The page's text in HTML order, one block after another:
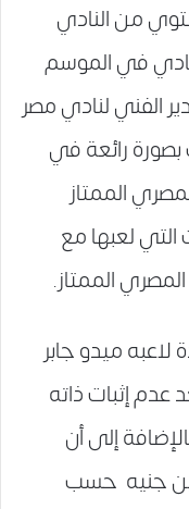
من النادي
في الموسم
الفني لنادي مصر
رائعة في
الممتاز
لعبها مع
الممتاز.
ميدو جابر
إثبات ذاته
إلى أن
سوف يدفع ٦ ملايين جنيه حسب